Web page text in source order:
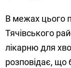
В межах цього
Тячівського
лікарню для
розповідає, що